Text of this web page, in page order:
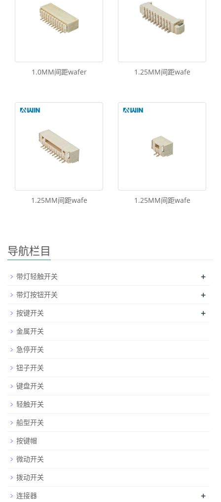
1.0MM间距wafer 1.25MM间距wafe
1.25MM间距wafe 1.25MM间距wafe
导航栏目
带灯轻触开关 +
带灯按钮开关 +
按键开关 +
金属开关
急停开关
钮子开关
键盘开关
轻触开关
船型开关
按键帽
微动开关
拨动开关
连接器
+